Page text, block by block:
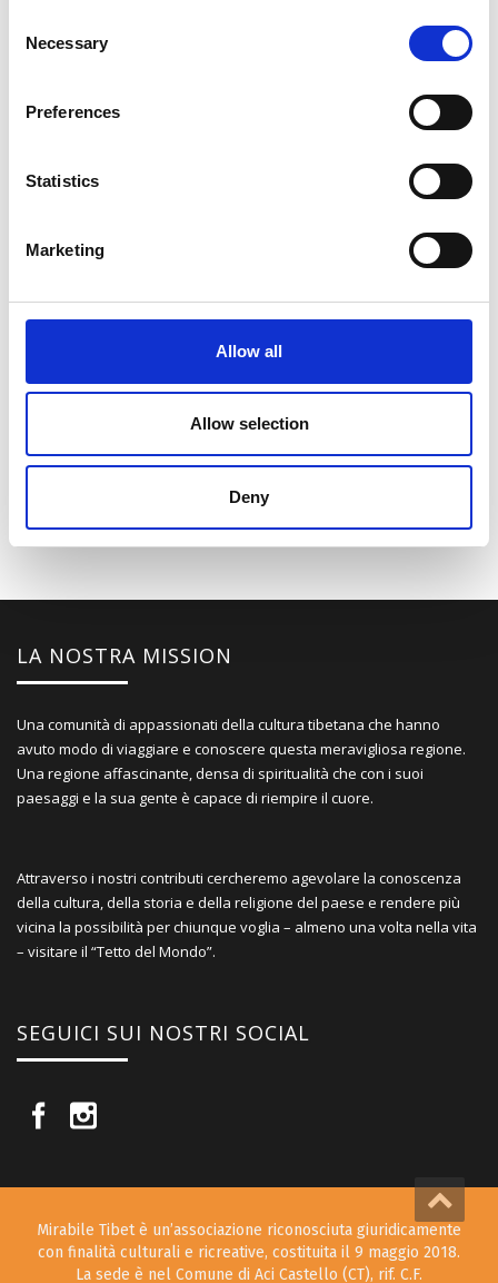
Selection
Necessary
Preferences
Statistics
Marketing
Allow all
Allow selection
Deny
SULLA VETTA DELLO XIZANG, DOVE IL VENTO
LA NOSTRA MISSION
Una comunità di appassionati della cultura tibetana che hanno
avuto modo di viaggiare e conoscere questa meravigliosa regione.
Una regione affascinante, densa di spiritualità che con i suoi
paesaggi e la sua gente è capace di riempire il cuore.
Attraverso i nostri contributi cercheremo agevolare la conoscenza
della cultura, della storia e della religione del paese e rendere più
vicina la possibilità per chiunque voglia – almeno una volta nella vita
– visitare il “Tetto del Mondo”.
SEGUICI SUI NOSTRI SOCIAL
Mirabile Tibet è un’associazione riconosciuta giuridicamente
con finalità culturali e ricreative, costituita il 9 maggio 2018.
La sede è nel Comune di Aci Castello (CT), rif. C.F.